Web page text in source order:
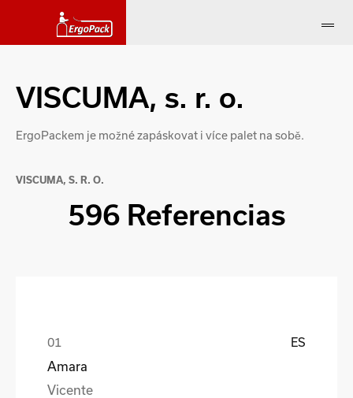
VISCUMA, s. r. o.
ErgoPackem je možné zapáskovat i více palet na sobě.
VISCUMA, S. R. O.
596 Referencias
ES
Amara
Vicente